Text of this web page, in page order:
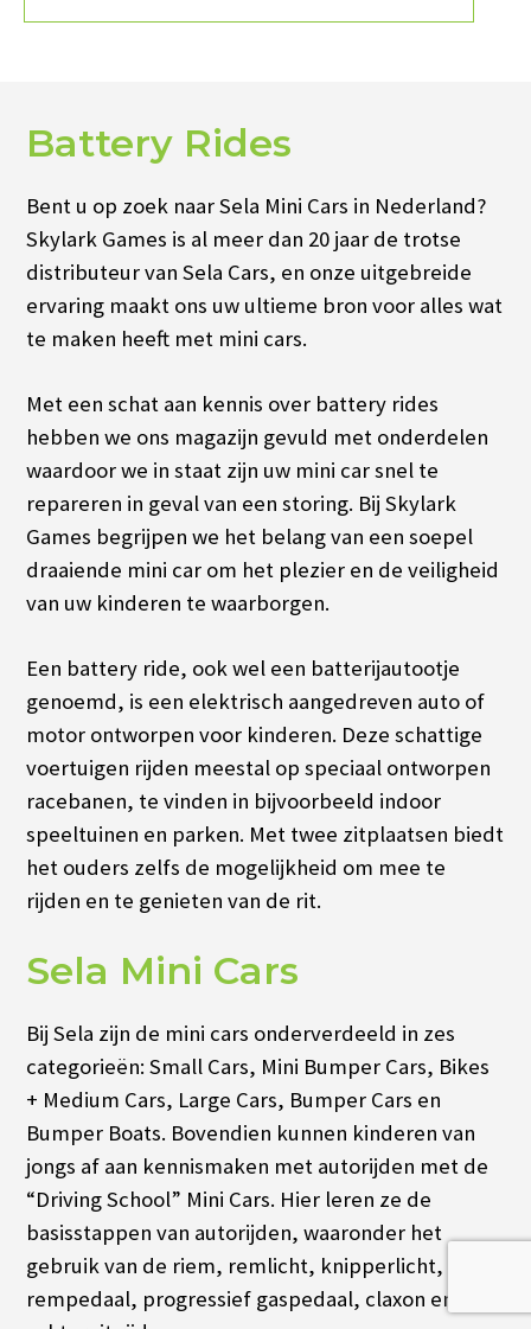
Battery Rides
Bent u op zoek naar Sela Mini Cars in Nederland?
Skylark Games is al meer dan 20 jaar de trotse
distributeur van Sela Cars, en onze uitgebreide
ervaring maakt ons uw ultieme bron voor alles wat
te maken heeft met mini cars.
Met een schat aan kennis over battery rides
hebben we ons magazijn gevuld met onderdelen
waardoor we in staat zijn uw mini car snel te
repareren in geval van een storing. Bij Skylark
Games begrijpen we het belang van een soepel
draaiende mini car om het plezier en de veiligheid
van uw kinderen te waarborgen.
Een battery ride, ook wel een batterijautootje
genoemd, is een elektrisch aangedreven auto of
motor ontworpen voor kinderen. Deze schattige
voertuigen rijden meestal op speciaal ontworpen
racebanen, te vinden in bijvoorbeeld indoor
speeltuinen en parken. Met twee zitplaatsen biedt
het ouders zelfs de mogelijkheid om mee te
rijden en te genieten van de rit.
Sela Mini Cars
Bij Sela zijn de mini cars onderverdeeld in zes
categorieën: Small Cars, Mini Bumper Cars, Bikes
+ Medium Cars, Large Cars, Bumper Cars en
Bumper Boats. Bovendien kunnen kinderen van
jongs af aan kennismaken met autorijden met de
“Driving School” Mini Cars. Hier leren ze de
basisstappen van autorijden, waaronder het
gebruik van de riem, remlicht, knipperlicht,
rempedaal, progressief gaspedaal, claxon en